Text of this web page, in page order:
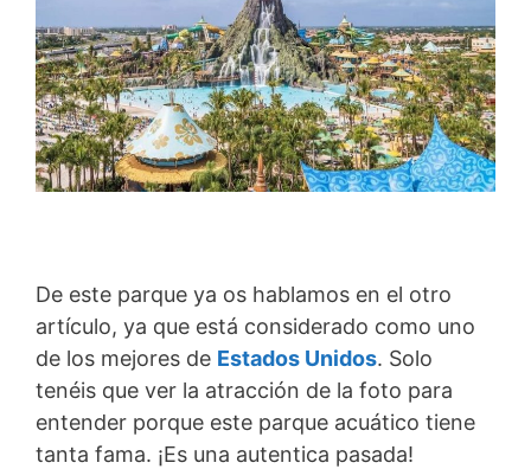
De este parque ya os hablamos en el otro
artículo, ya que está considerado como uno
de los mejores de Estados Unidos. Solo
tenéis que ver la atracción de la foto para
entender porque este parque acuático tiene
tanta fama. ¡Es una autentica pasada!